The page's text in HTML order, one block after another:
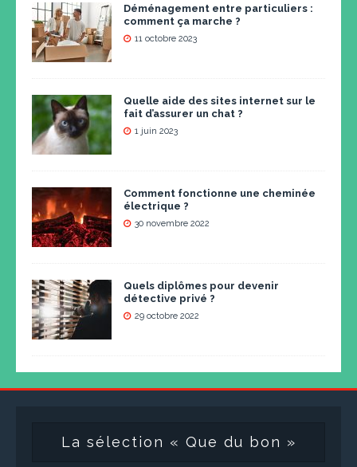
Déménagement entre particuliers :
comment ça marche ?
11 octobre 2023
Quelle aide des sites internet sur le
fait d’assurer un chat ?
1 juin 2023
Comment fonctionne une cheminée
électrique ?
30 novembre 2022
Quels diplômes pour devenir
détective privé ?
29 octobre 2022
La sélection « Que du bon »